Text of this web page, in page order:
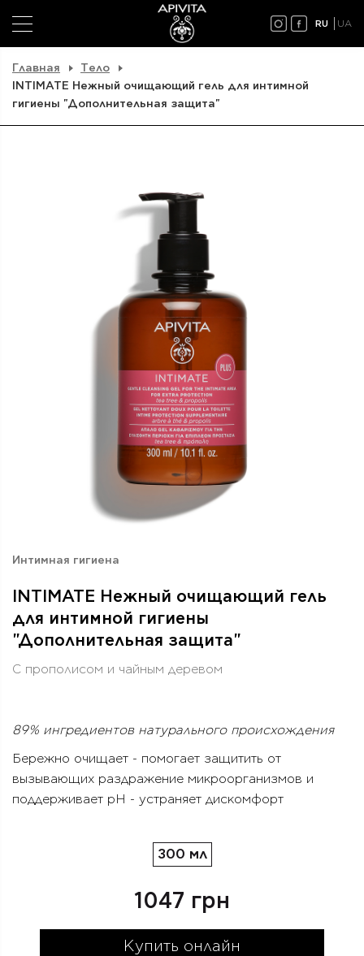
RU UA
Главная
Тело
INTIMATE Нежный очищающий гель для интимной
гигиены "Дополнительная защита"
Интимная гигиена
INTIMATE Нежный очищающий гель
для интимной гигиены
"Дополнительная защита"
С прополисом и чайным деревом
89% ингредиентов натурального происхождения
Бережно очищает - помогает защитить от
вызывающих раздражение микроорганизмов и
поддерживает рН - устраняет дискомфорт
300 мл
1047 грн
Купить онлайн